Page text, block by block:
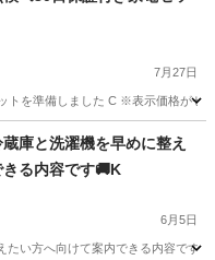
7月27日
トを準備しました C ※表示価格がセ
庫と洗濯機を早めに整え
る内容です🚚K
6月5日
たい方へ向けて案内できる内容で